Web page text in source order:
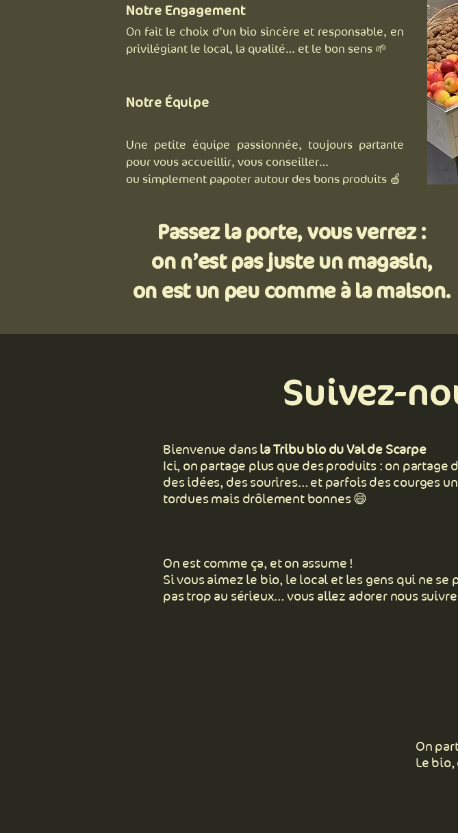
Notre Engagement
On fait le choix d’un bio sincère et responsable, en
privilégiant le local, la qualité… et le bon sens 🌱
Notre Équipe
Une petite équipe passionnée, toujours partante
pour vous accueillir, vous conseiller…
ou simplement papoter autour des bons produits 🍏
Passez la porte, vous verrez :
on n’est pas juste un magasin,
on est un peu comme à la maison.
Suivez-
On est comme ça, et on assume !
Si vous aimez le bio, le local et les gens qui ne se
pas trop au sérieux… vous allez adorer nous
On
Le bio,
Bienvenue dansla Tribu bio du Val de Scarpe
Ici, on partage plus que des produits : on partage
des idées, des sourires… et parfois des courges
tordues mais drôlement bonnes 😄